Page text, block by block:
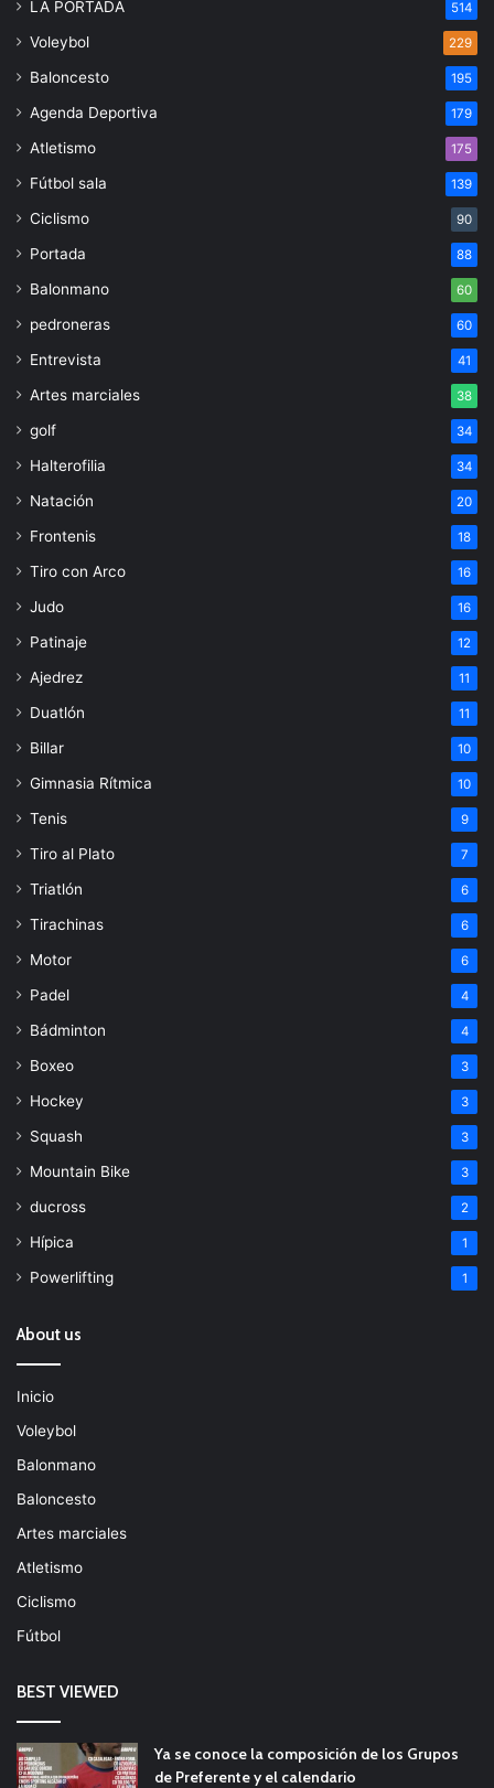
LA PORTADA 514
Voleybol 229
Baloncesto 195
Agenda Deportiva 179
Atletismo 175
Fútbol sala 139
Ciclismo 90
Portada 88
Balonmano 60
pedroneras 60
Entrevista 41
Artes marciales 38
golf 34
Halterofilia 34
Natación 20
Frontenis 18
Tiro con Arco 16
Judo 16
Patinaje 12
Ajedrez 11
Duatlón 11
Billar 10
Gimnasia Rítmica 10
Tenis 9
Tiro al Plato 7
Triatlón 6
Tirachinas 6
Motor 6
Padel 4
Bádminton 4
Boxeo 3
Hockey 3
Squash 3
Mountain Bike 3
ducross 2
Hípica 1
Powerlifting 1
About us
Inicio
Voleybol
Balonmano
Baloncesto
Artes marciales
Atletismo
Ciclismo
Fútbol
BEST VIEWED
Ya se conoce la composición de los Grupos
de Preferente y el calendario